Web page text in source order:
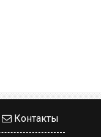
Контакты